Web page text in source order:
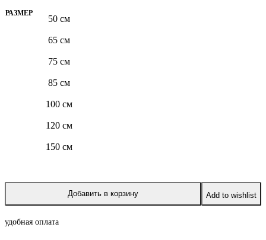
РАЗМЕР
50 см
65 см
75 см
85 см
100 см
120 см
150 см
Добавить в корзину Add to wishlist
удобная оплата